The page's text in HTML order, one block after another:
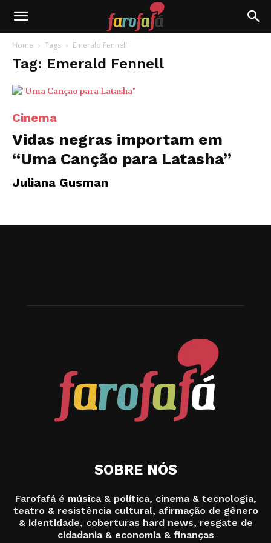
Farofafá
Home Tags Emerald Fennell
Tag: Emerald Fennell
Cinema
Vidas negras importam em
“Uma Canção para Latasha”
Juliana Gusman
SOBRE NÓS
Farofafá é música & política, cinema & tecnologia,
teatro & resistência cultural, afirmação de gênero
& identidade, coberturas hard news, resgate de
cidadania & economia & finanças